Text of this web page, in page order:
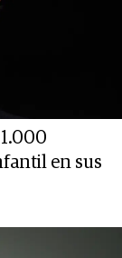
en sus